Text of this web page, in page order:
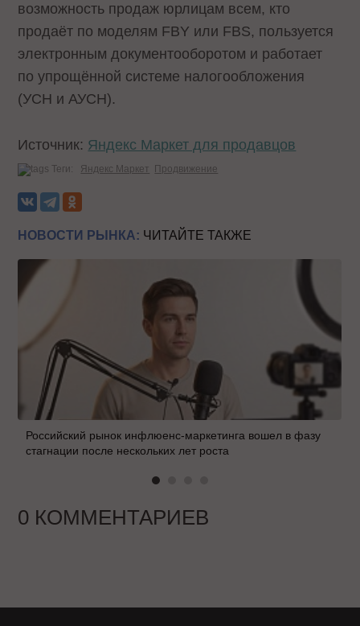
возможность продаж юрлицам всем, кто
продаёт по моделям FBY или FBS, пользуется
электронным документооборотом и работает
по упрощённой системе налогообложения
(УСН и АУСН).
Источник: Яндекс Маркет для продавцов
Теги: Яндекс Маркет Продвижение
НОВОСТИ РЫНКА: ЧИТАЙТЕ ТАКЖЕ
Российский рынок инфлюенс-маркетинга вошел в фазу
стагнации после нескольких лет роста
0 КОММЕНТАРИЕВ